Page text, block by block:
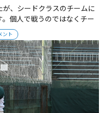
ント
、シードクラスのチームに
個人で戦うのではなくチー
手たちは着実に成長してい
結果をつかんでいきたいで
都出身。専大附−専大。社会